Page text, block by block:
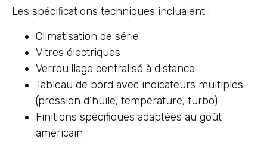
Les spécifications techniques incluaient :
Climatisation de série
Vitres électriques
Verrouillage centralisé à distance
Tableau de bord avec indicateurs multiples
(pression d’huile, température, turbo)
Finitions spécifiques adaptées au goût
américain